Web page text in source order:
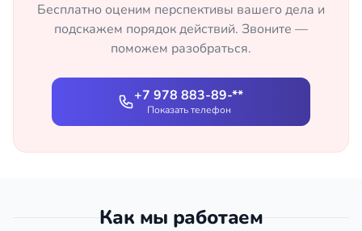
Бесплатно оценим перспективы вашего дела и
подскажем порядок действий. Звоните —
поможем разобраться.
+7 978 883-89-**
Показать телефон
Как мы работаем